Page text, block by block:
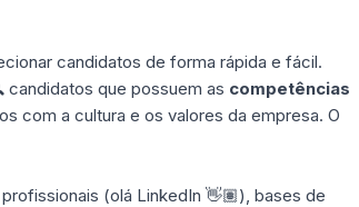
candidatos de forma rápida e fácil.
que possuem as competências
com a cultura e os valores da empresa. O
(olá LinkedIn 👋🏽), bases de